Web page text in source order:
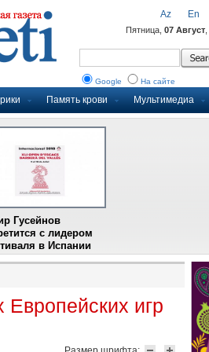
Память крови Мультимедиа
Az En
Пятница, 07 Август
Google На сайте
Гусейнов
с лидером
в Испании
игр